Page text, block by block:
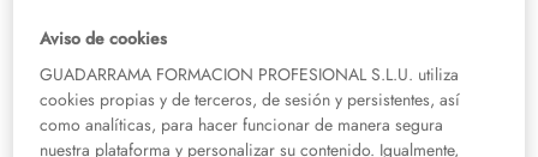
actividades diarias, puede resultar difícil, sin embargo también puede ser
nuevos aprendizajes.
El ritmo frenético que llevábamos hasta hace unos días ha dado un frenazo
Aviso de cookies
GUADARRAMA FORMACION PROFESIONAL S.L.U. utiliza
cookies propias y de terceros, de sesión y persistentes, así
como analíticas, para hacer funcionar de manera segura
nuestra plataforma y personalizar su contenido. Igualmente,